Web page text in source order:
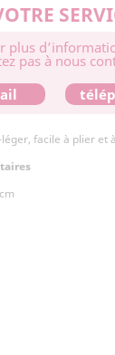
plus
pas à nous
facile à plier et